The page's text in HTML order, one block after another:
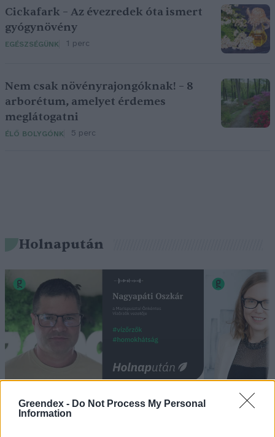
Greendex - Do Not Process My Personal
Information
Cickafark – Az évezredek óta ismert
gyógynövény
EGÉSZSÉGÜNK 1 perc
Nem csak növényrajongóknak! – 8
arborétum, amelyet érdemes
meglátogatni
ÉLŐ BOLYGÓNK 5 perc
Holnapután
„Mindegy már, hogy milyen
víz, csak víz legyen” |
A